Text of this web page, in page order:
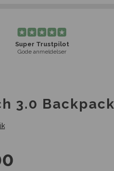
Super Trustpilot
Gode anmeldelser
3.0